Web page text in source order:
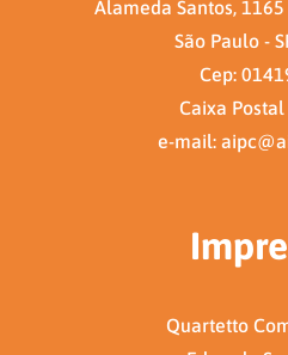
Alameda Santos,
São Paulo -
Cep:
Caixa
e-mail:
Quartetto